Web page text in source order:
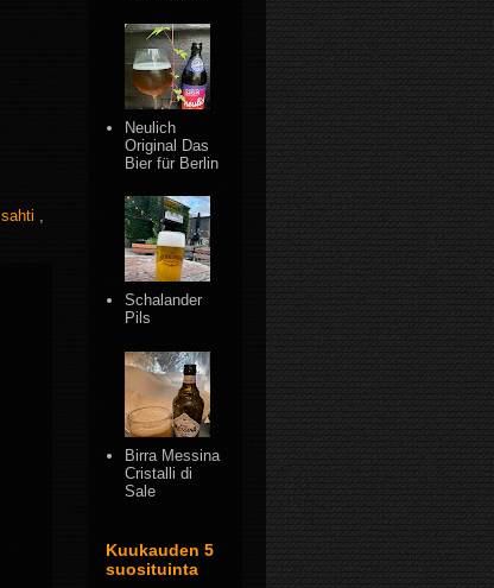
sahti
Neulich
Original Das
Bier für Berlin
Schalander
Pils
Birra Messina
Cristalli di
Sale
Kuukauden 5
suosituinta